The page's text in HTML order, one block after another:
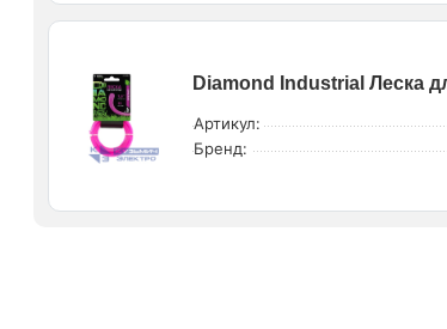
Diamond Industrial Леска
Артикул:
Бренд: